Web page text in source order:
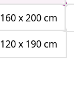
160 x 200 cm
120 x 190 cm